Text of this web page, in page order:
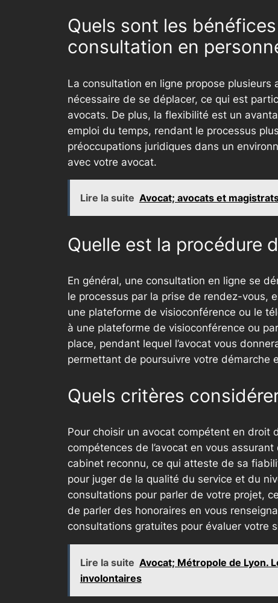
Quels sont les
consultation en
La consultation en ligne propose plusieurs
nécessaire de se déplacer, ce qui est
avocats. De plus, la flexibilité est un
emploi du temps, rendant le processus
préoccupations juridiques dans un
avec votre avocat.
Lire la suite Avocat; avocats et
Quelle est la procédure
En général, une consultation en ligne se
le processus par la prise de rendez-vous,
une plateforme de visioconférence ou le
à une plateforme de visioconférence ou
place, pendant lequel l’avocat vous
permettant de poursuivre votre démarche
Quels critères
Pour choisir un avocat compétent en droit
compétences de l’avocat en vous
cabinet reconnu, ce qui atteste de sa
pour juger de la qualité du service et du
consultations pour parler de votre projet,
de parler des honoraires en vous
consultations gratuites pour évaluer votre
Lire la suite Avocat; Métropole de Lyon.
involontaires